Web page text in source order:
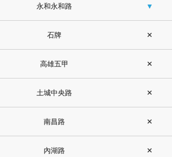
永和永和路 ▼
石牌 ✕
高雄五甲 ✕
土城中央路 ✕
南昌路 ✕
內湖路 ✕